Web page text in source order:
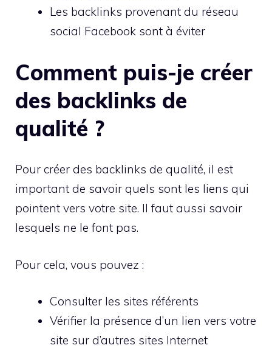
Les backlinks provenant du réseau
social Facebook sont à éviter
Comment puis-je créer
des backlinks de
qualité ?
Pour créer des backlinks de qualité, il est
important de savoir quels sont les liens qui
pointent vers votre site. Il faut aussi savoir
lesquels ne le font pas.
Pour cela, vous pouvez :
Consulter les sites référents
Vérifier la présence d’un lien vers votre
site sur d’autres sites Internet